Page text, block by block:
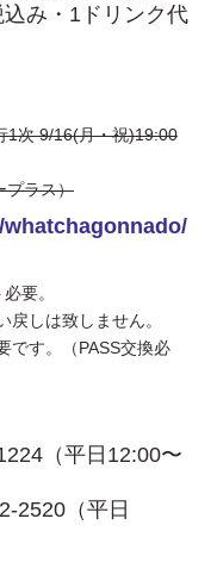
み・1ドリンク代
1次 9/16(月・祝)19:00
プラス）
要。
しは致しません。
です。（PASS交換必
（平日12:00〜
2520（平日